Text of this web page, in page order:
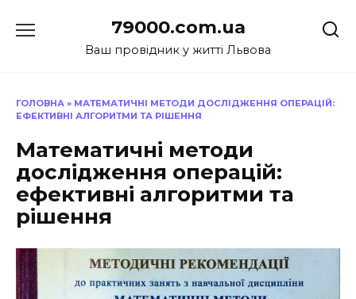
до
79000.com.ua
Ваш провідник у житті Львова
ГОЛОВНА » МАТЕМАТИЧНІ МЕТОДИ ДОСЛІДЖЕННЯ ОПЕРАЦІЙ:
ЕФЕКТИВНІ АЛГОРИТМИ ТА РІШЕННЯ
Математичні методи
дослідження операцій:
ефективні алгоритми та
рішення